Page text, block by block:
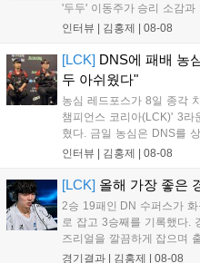
'두두' 이동주가 승리 소감
다. 먼저 오랜만의 2:0 완승
인터뷰 | 김홍제 | 08-08
[LCK] DNS에 패배 농
두 아쉬웠다"
농심 레드포스가 8일 종각
챔피언스 코리아(LCK)' 3
혔다. 금일 농심은 DNS를
패를 당하고 말았다. 이하
인규 감독 : 모든 경...
인터뷰 | 김홍제 | 08-08
[LCK] 올해 가장 좋은
2승 19패인 DN 수퍼스가
로 잡고 3승째를 기록했다.
즈리얼을 깔끔하게 잡으며
웃'의 신드라가 맹활약하
경기결과 | 김홍제 | 08-08